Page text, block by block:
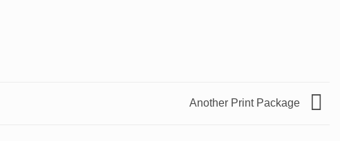
Another Print Package